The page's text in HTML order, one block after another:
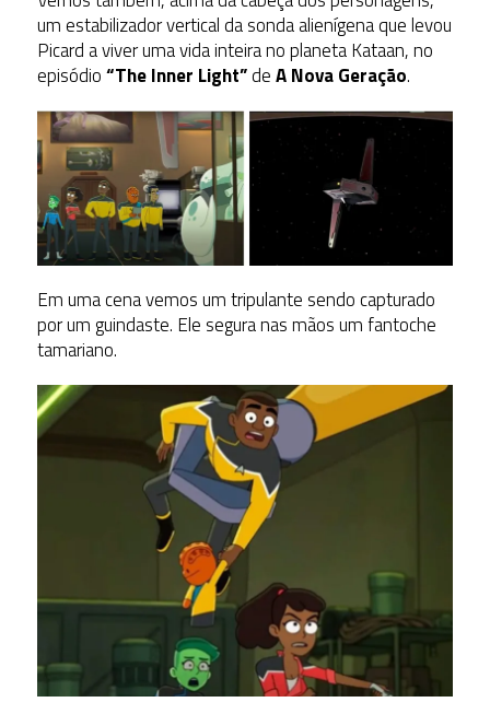
um estabilizador vertical da sonda alienígena que levou
Picard a viver uma vida inteira no planeta Kataan, no
episódio“The Inner Light”deA Nova Geração.
Em uma cena vemos um tripulante sendo capturado
por um guindaste. Ele segura nas mãos um fantoche
tamariano.